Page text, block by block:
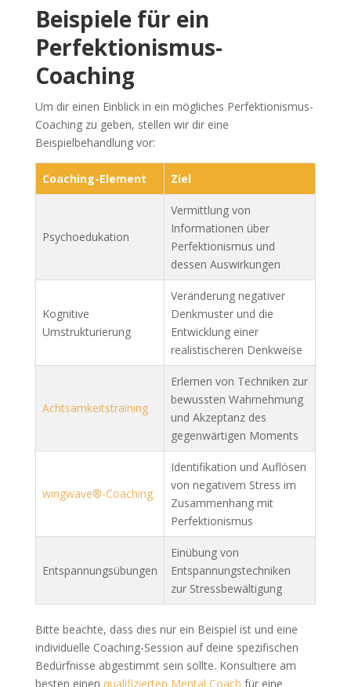
Beispiele für ein
Perfektionismus-
Coaching
Um dir einen Einblick in ein mögliches Perfektionismus-
Coaching zu geben, stellen wir dir eine
Beispielbehandlung vor:
Coaching-Element Ziel
Psychoedukation
Vermittlung von
Informationen über
Perfektionismus und
dessen Auswirkungen
Kognitive
Umstrukturierung
Veränderung negativer
Denkmuster und die
Entwicklung einer
realistischeren Denkweise
Achtsamkeitstraining
Erlernen von Techniken zur
bewussten Wahrnehmung
und Akzeptanz des
gegenwärtigen Moments
wingwave®-Coaching
Identifikation und Auflösen
von negativem Stress im
Zusammenhang mit
Perfektionismus
Entspannungsübungen
Einübung von
Entspannungstechniken
zur Stressbewältigung
Bitte beachte, dass dies nur ein Beispiel ist und eine
individuelle Coaching-Session auf deine spezifischen
Bedürfnisse abgestimmt sein sollte. Konsultiere am
besten einen qualifizierten Mental Coach für eine